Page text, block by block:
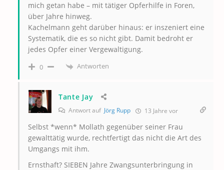
mich getan habe – mit tätiger Opferhilfe in Foren,
über Jahre hinweg.
Kachelmann geht darüber hinaus: er inszeniert eine
Systematik, die es so nicht gibt. Damit bedroht er
jedes Opfer einer Vergewaltigung.
0 Antworten
Tante Jay
Antwort auf Jörg Rupp 13 Jahre vor
Selbst *wenn* Mollath gegenüber seiner Frau
gewalttätig wurde, rechtfertigt das nicht die Art des
Umgangs mit ihm.
Ernsthaft? SIEBEN Jahre Zwangsunterbringung in